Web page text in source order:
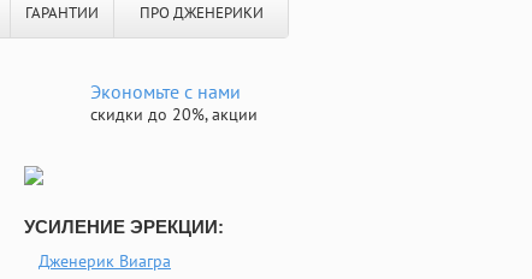
ГАРАНТИИ ПРО ДЖЕНЕРИКИ
Экономьте с нами
скидки до 20%, акции
УСИЛЕНИЕ ЭРЕКЦИИ:
Дженерик Виагра